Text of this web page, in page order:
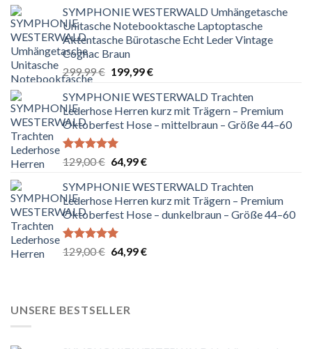
SYMPHONIE WESTERWALD Umhängetasche
Unitasche Notebooktasche Laptoptasche
Aktentasche Bürotasche Echt Leder Vintage
Cognac Braun
299,99€ Ursprünglicher
war:
299,99 €
199,99€Aktueller
ist:
199,99 €.
SYMPHONIE WESTERWALD Trachten
Lederhose Herren kurz mit Trägern – Premium
Oktoberfest Hose – mittelbraun – Größe 44–60
Bewertet
5.00
von 5
129,00€ Ursprünglicher
war:
129,00 €
64,99€Aktueller
ist:
64,99 €.
SYMPHONIE WESTERWALD Trachten
Lederhose Herren kurz mit Trägern – Premium
Oktoberfest Hose – dunkelbraun – Größe 44–60
Bewertet
5.00
129,00€ Ursprünglicher
64,99€Aktueller
UNSERE BESTSELLER